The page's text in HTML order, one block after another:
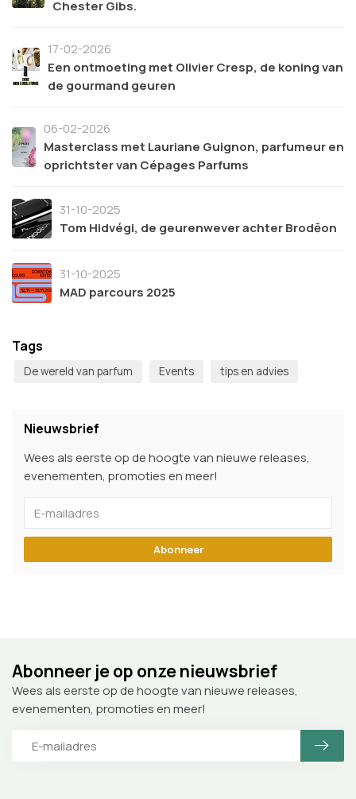
Chester Gibs.
17-02-2026
Een ontmoeting met Olivier Cresp, de koning van
de gourmand geuren
06-02-2026
Masterclass met Lauriane Guignon, parfumeur en
oprichtster van Cépages Parfums
31-10-2025
Tom Hidvégi, de geurenwever achter Brodēon
31-10-2025
MAD parcours 2025
Tags
De wereld van parfum Events tips en advies
Nieuwsbrief
Wees als eerste op de hoogte van nieuwe releases,
evenementen, promoties en meer!
Abonneer
Abonneer je op onze nieuwsbrief
Wees als eerste op de hoogte van nieuwe releases,
evenementen, promoties en meer!